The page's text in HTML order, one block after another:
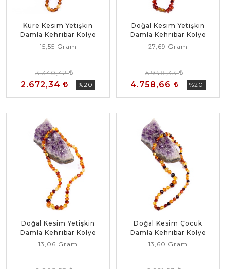
Küre Kesim Yetişkin
Damla Kehribar Kolye
15,55 Gram
3.340,42
2.672,34 %20
Doğal Kesim Yetişkin
Damla Kehribar Kolye
27,69 Gram
5.948,33
4.758,66 %20
Doğal Kesim Yetişkin
Damla Kehribar Kolye
13,06 Gram
Doğal Kesim Çocuk
Damla Kehribar Kolye
13,60 Gram